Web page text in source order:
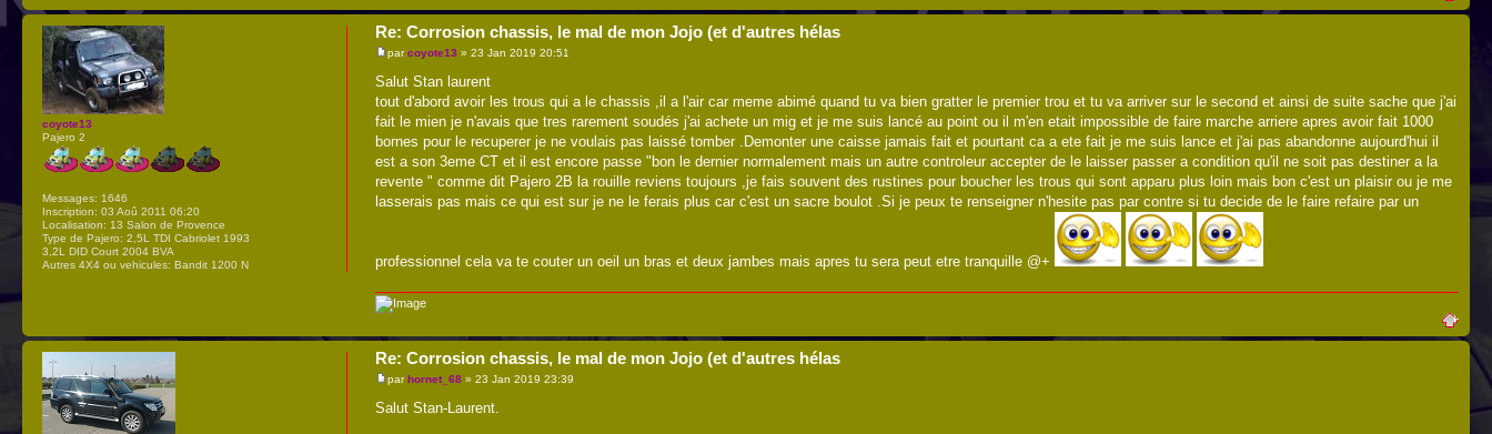
Re: Corrosion chassis, le mal de mon Jojo (et d'autres hélas
parcoyote13 » 23 Jan 2019 20:51
Salut Stan laurent
tout d'abord avoir les trous qui a le chassis ,il a l'air car meme abimé quand tu va bien gratter le premier trou et tu va arriver sur le second et ainsi de suite sache que j'ai
fait le mien je n'avais que tres rarement soudés j'ai achete un mig et je me suis lancé au point ou il m'en etait impossible de faire marche arriere apres avoir fait 1000
bornes pour le recuperer je ne voulais pas laissé tomber .Demonter une caisse jamais fait et pourtant ca a ete fait je me suis lance et j'ai pas abandonne aujourd'hui il
est a son 3eme CT et il est encore passe "bon le dernier normalement mais un autre controleur accepter de le laisser passer a condition qu'il ne soit pas destiner a la
revente " comme dit Pajero 2B la rouille reviens toujours ,je fais souvent des rustines pour boucher les trous qui sont apparu plus loin mais bon c'est un plaisir ou je me
lasserais pas mais ce qui est sur je ne le ferais plus car c'est un sacre boulot .Si je peux te renseigner n'hesite pas par contre si tu decide de le faire refaire par un
professionnel cela va te couter un oeil un bras et deux jambes mais apres tu sera peut etre tranquille @+
coyote13
Pajero 2
Messages: 1646
Inscription: 03 Aoû 2011 06:20
Localisation: 13 Salon de Provence
Type de Pajero: 2,5L TDI Cabriolet 1993
3,2L DID Court 2004 BVA
Autres 4X4 ou vehicules: Bandit 1200 N
Re: Corrosion chassis, le mal de mon Jojo (et d'autres hélas
parhornet_68 » 23 Jan 2019 23:39
Salut Stan-Laurent.